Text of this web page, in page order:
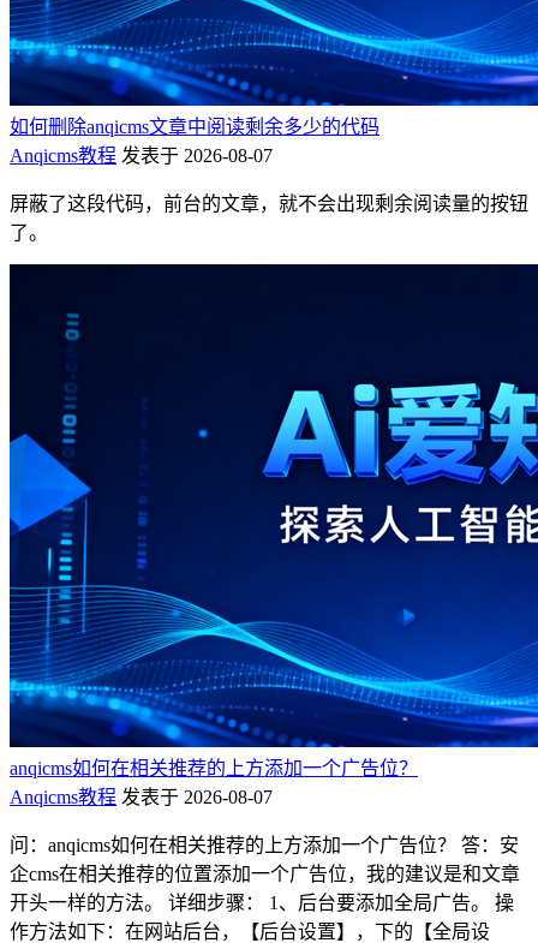
如何删除anqicms文章中阅读剩余多少的代码
Anqicms教程 发表于 2026-08-07
屏蔽了这段代码，前台的文章，就不会出现剩余阅读量的按钮
了。
anqicms如何在相关推荐的上方添加一个广告位？
Anqicms教程 发表于 2026-08-07
问：anqicms如何在相关推荐的上方添加一个广告位？ 答：安
企cms在相关推荐的位置添加一个广告位，我的建议是和文章
开头一样的方法。 详细步骤： 1、后台要添加全局广告。 操
作方法如下：在网站后台，【后台设置】，下的【全局设